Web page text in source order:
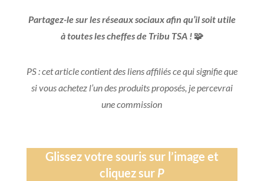
Partagez-le sur les réseaux sociaux afin qu’il soit utile
à toutes les cheffes de Tribu TSA ! 🧩
PS : cet article contient des liens affiliés ce qui signifie que
si vous achetez l’un des produits proposés, je percevrai
une commission
Glissez votre souris sur l’image et
cliquez sur P